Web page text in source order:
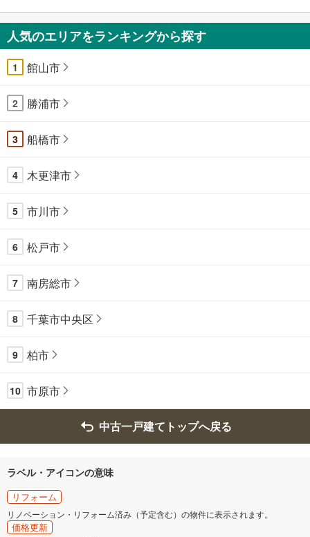
人気のエリアをランキングから探す
1 館山市
2 勝浦市
3 船橋市
4 木更津市
5 市川市
6 松戸市
7 南房総市
8 千葉市中央区
9 柏市
10 市原市
中古一戸建てトップへ戻る
ラベル・アイコンの意味
リフォーム
リノベーション・リフォーム済み（予定含む）の物件に表示されます。
価格更新